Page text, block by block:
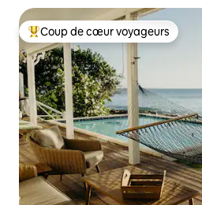
Coups de cœur voyageurs les plus
Coup de cœur voyageurs